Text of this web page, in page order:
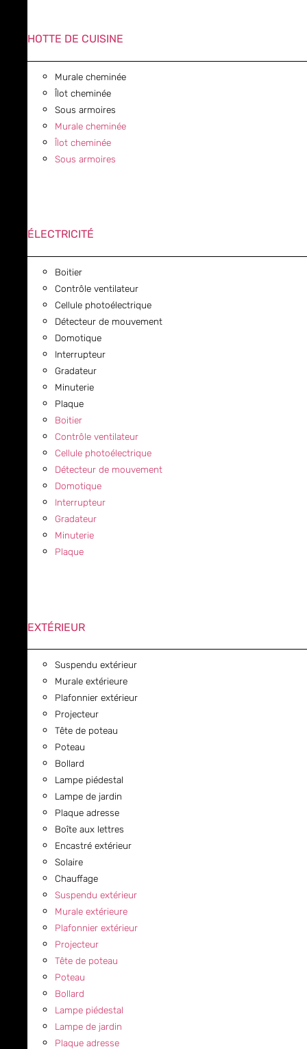
HOTTE DE CUISINE
Murale cheminée
Îlot cheminée
Sous armoires
Murale cheminée
Îlot cheminée
Sous armoires
ÉLECTRICITÉ
Boitier
Contrôle ventilateur
Cellule photoélectrique
Détecteur de mouvement
Domotique
Interrupteur
Gradateur
Minuterie
Plaque
Boitier
Contrôle ventilateur
Cellule photoélectrique
Détecteur de mouvement
Domotique
Interrupteur
Gradateur
Minuterie
Plaque
EXTÉRIEUR
Suspendu extérieur
Murale extérieure
Plafonnier extérieur
Projecteur
Tête de poteau
Poteau
Bollard
Lampe piédestal
Lampe de jardin
Plaque adresse
Boîte aux lettres
Encastré extérieur
Solaire
Chauffage
Suspendu extérieur
Murale extérieure
Plafonnier extérieur
Projecteur
Tête de poteau
Poteau
Bollard
Lampe piédestal
Lampe de jardin
Plaque adresse